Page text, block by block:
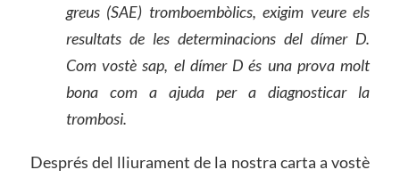
greus (SAE) tromboembòlics, exigim veure els
resultats de les determinacions del dímer D.
Com vostè sap, el dímer D és una prova molt
bona com a ajuda pera diagnosticar la
trombosi.
Després del lliurament de la nostra carta a vostè